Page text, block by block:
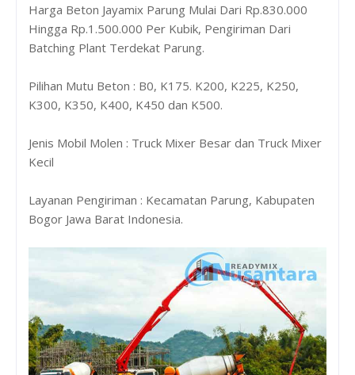
Harga Beton Jayamix Parung Mulai Dari Rp.830.000
Hingga Rp.1.500.000 Per Kubik, Pengiriman Dari
Batching Plant Terdekat Parung.
Pilihan Mutu Beton : B0, K175. K200, K225, K250,
K300, K350, K400, K450 dan K500.
Jenis Mobil Molen : Truck Mixer Besar dan Truck Mixer
Kecil
Layanan Pengiriman : Kecamatan Parung, Kabupaten
Bogor Jawa Barat Indonesia.